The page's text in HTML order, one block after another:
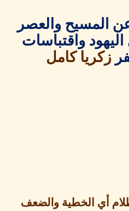
والعصر
واقتباسات
كامل
والضعف